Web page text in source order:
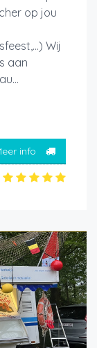
op jou
Wij
aan
info